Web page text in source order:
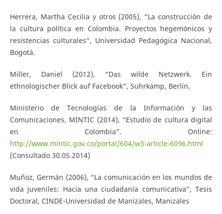
Herrera, Martha Cecilia y otros (2005), “La construcción de
la cultura política en Colombia. Proyectos hegemónicos y
resistencias culturales”, Universidad Pedagógica Nacional,
Bogotá.
Miller, Daniel (2012), “Das wilde Netzwerk. Ein
ethnologischer Blick auf Facebook“, Suhrkamp, Berlín.
Ministerio de Tecnologías de la Información y las
Comunicaciones, MINTIC (2014), “Estudio de cultura digital
en Colombia”. Online:
http://www.mintic.gov.co/portal/604/w3-article-6096.html
(Consultado 30.05.2014)
Muñoz, Germán (2006), “La comunicación en los mundos de
vida juveniles: Hacia una ciudadanía comunicativa”, Tesis
Doctoral, CINDE-Universidad de Manizales, Manizales